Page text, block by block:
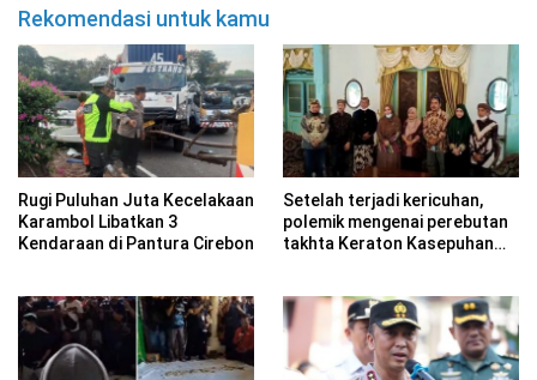
Rekomendasi untuk kamu
Rugi Puluhan Juta Kecelakaan
Karambol Libatkan 3
Kendaraan di Pantura Cirebon
Setelah terjadi kericuhan,
polemik mengenai perebutan
takhta Keraton Kasepuhan